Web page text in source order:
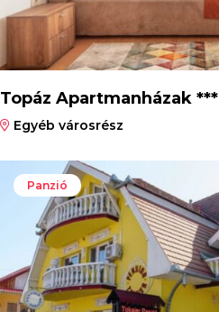
Topáz Apartmanházak ***
Egyéb városrész
Panzió